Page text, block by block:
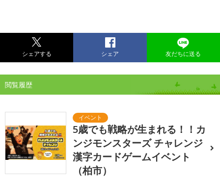
シェアする シェア 友だちに送る
閲覧履歴
5歳でも戦略が生まれる！！カ
ンジモンスターズ チャレンジ
漢字カードゲームイベント
（柏市）